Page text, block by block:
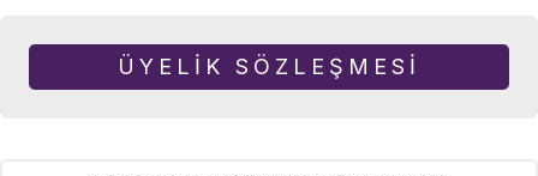
ÜYELIK SÖZLEŞMESI